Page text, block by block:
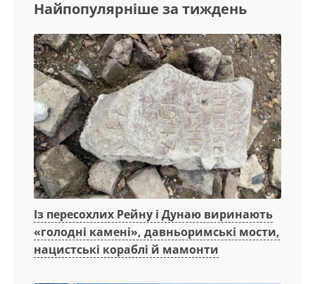
Найпопулярніше за тиждень
Із пересохлих Рейну і Дунаю виринають
«голодні камені», давньоримські мости,
нацистські кораблі й мамонти